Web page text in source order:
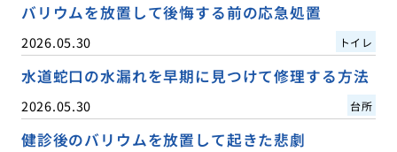
バリウムを放置して後悔する前の応急処置
2026.05.30 トイレ
水道蛇口の水漏れを早期に見つけて修理する方法
2026.05.30 台所
健診後のバリウムを放置して起きた悲劇